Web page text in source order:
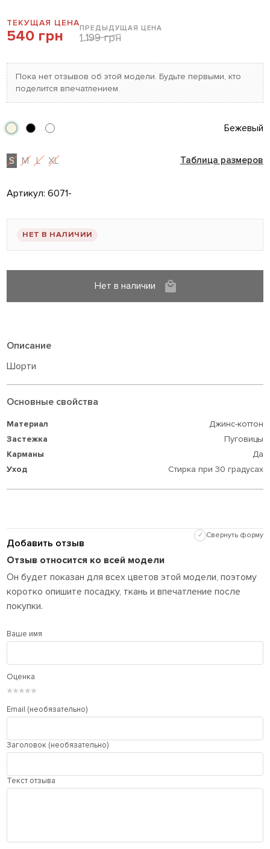
ТЕКУЩАЯ ЦЕНА
540 грн ПРЕДЫДУЩАЯ ЦЕНА
1 199 грн
Пока нет отзывов об этой модели. Будьте первыми, кто
поделится впечатлением.
Бежевый
S M L XL Таблица размеров
Артикул:6071-
НЕТ В НАЛИЧИИ
Нет в наличии
Описание
Шорти
Основные свойства
Материал
Джинс-коттон
Застежка
Пуговицы
Карманы
Да
Уход
Стирка при 30 градусах
Добавить отзыв
✓ Свернуть форму
Отзыв относится ко всей модели
Он будет показан для всех цветов этой модели, поэтому
коротко опишите посадку, ткань и впечатление после
покупки.
Ваше имя
Оценка
★
★
★
★
★
Email (необязательно)
Заголовок (необязательно)
Текст отзыва